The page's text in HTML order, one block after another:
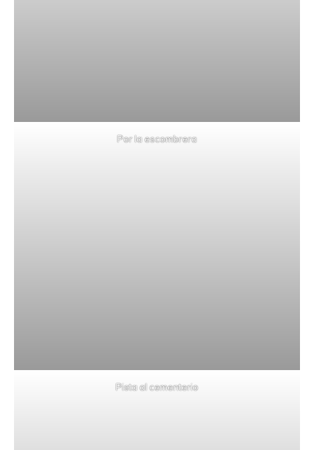
Por la escombrera
Pista al cementerio